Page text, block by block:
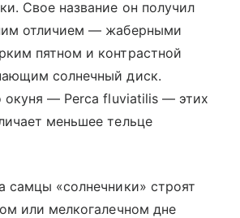
Свое название он получил
отличием — жаберными
пятном и контрастной
солнечный диск.
окуня — Perca fluviatilis — этих
меньшее тельце
самцы «солнечники» строят
или мелкогалечном дне